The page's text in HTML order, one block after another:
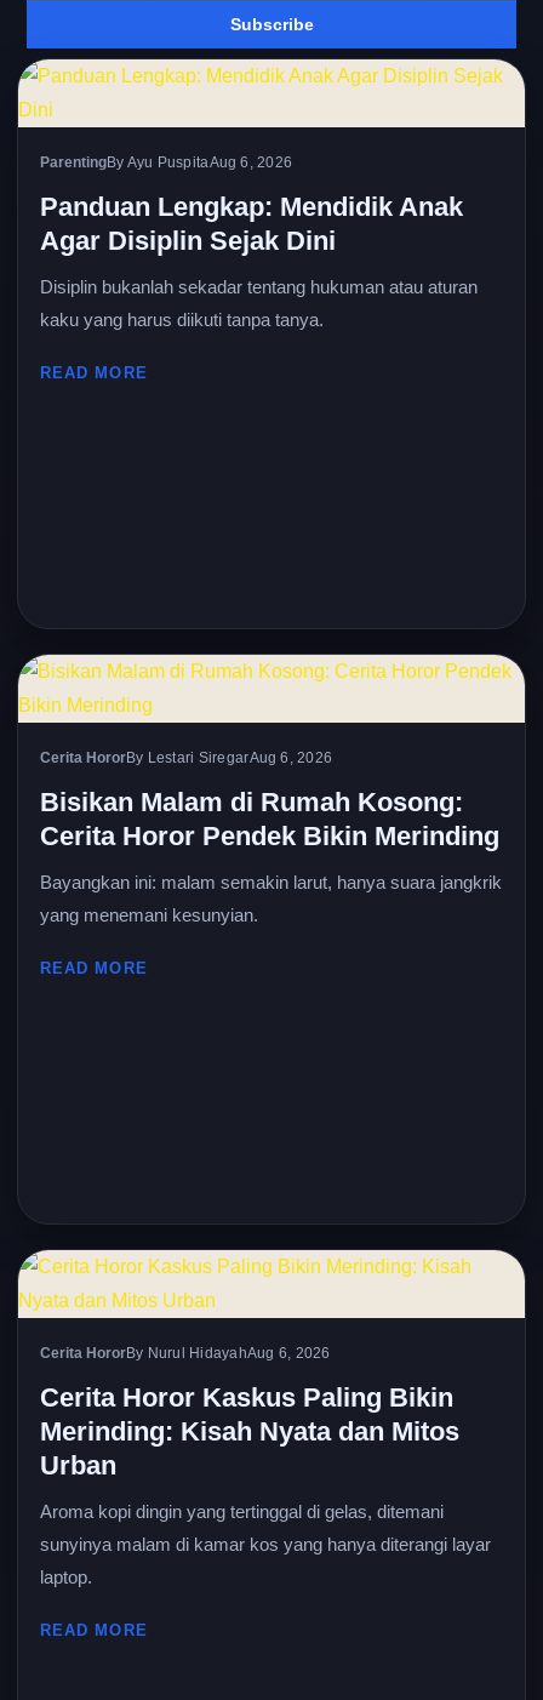
Subscribe
ParentingBy Ayu PuspitaAug 6, 2026
Panduan Lengkap: Mendidik Anak
Agar Disiplin Sejak Dini
Disiplin bukanlah sekadar tentang hukuman atau aturan
kaku yang harus diikuti tanpa tanya.
READ MORE
Cerita HororBy Lestari SiregarAug 6, 2026
Bisikan Malam di Rumah Kosong:
Cerita Horor Pendek Bikin Merinding
Bayangkan ini: malam semakin larut, hanya suara jangkrik
yang menemani kesunyian.
READ MORE
Cerita HororBy Nurul HidayahAug 6, 2026
Cerita Horor Kaskus Paling Bikin
Merinding: Kisah Nyata dan Mitos
Urban
Aroma kopi dingin yang tertinggal di gelas, ditemani
sunyinya malam di kamar kos yang hanya diterangi layar
laptop.
READ MORE